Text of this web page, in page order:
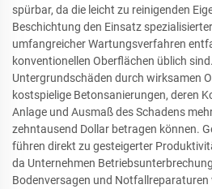
spürbar, da die leicht zu reinigenden
Beschichtung den Einsatz
umfangreicher Wartungsverfahren
konventionellen Oberflächen üblich
Untergrundschäden durch wirksamen
kostspielige Betonsanierungen, deren
Anlage und Ausmaß des Schadens
zehntausend Dollar betragen können.
führen direkt zu gesteigerter
da Unternehmen
Bodenversagen und Notfallreparaturen